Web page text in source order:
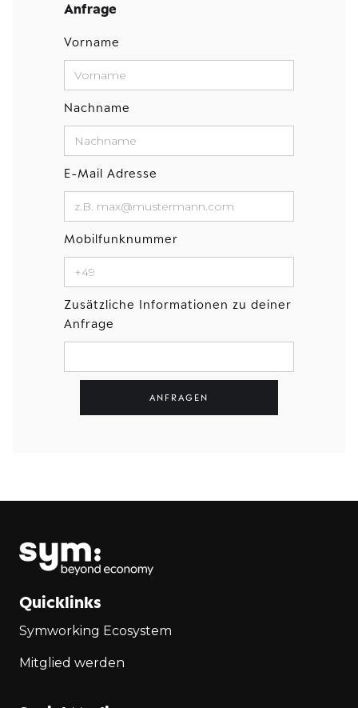
Anfrage
Vorname
Nachname
E-Mail Adresse
Mobilfunknummer
Zusätzliche Informationen zu deiner
Anfrage
Quicklinks
Symworking Ecosystem
Mitglied werden